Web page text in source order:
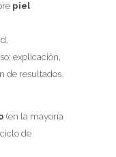
piel
explicación,
de resultados.
(en la mayoría
de